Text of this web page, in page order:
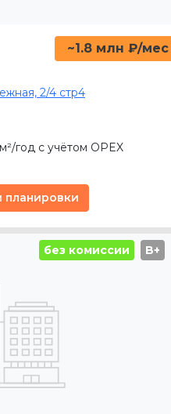
~1.8 млн ₽/мес
2/4 стр4
год с учётом OPEX
планировки
без комиссии B+